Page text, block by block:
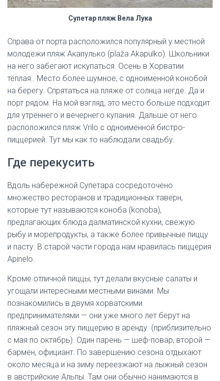
Супетар пляж Вела Лука
Справа от порта расположился популярный у местной
молодежи пляж Акапулько (plaža Akapulko). Школьники
на него забегают искупаться. Осень в Хорватии
тёплая.. Место более шумное, с одноименной конобой
на берегу. Спрятаться на пляже от солнца негде. Да и
порт рядом. На мой взгляд, это место больше подходит
для утреннего и вечернего купания. Дальше от него
расположился пляж Vrilo с одноименной бистро-
пиццерией. Тут мы как то наблюдали свадьбу.
Где перекусить
Вдоль набережной Супетара сосредоточено
множество ресторанов и традиционных таверн,
которые тут называются коноба (konoba),
предлагающих блюда далматинской кухни, свежую
рыбу и морепродукты, а также более привычные пиццу
и пасту. В старой части города нам нравилась пиццерия
Apinelo.
Кроме отличной пиццы, тут делали вкусные салаты и
угощали интересными местными винами. Мы
познакомились в двумя хорватскими
предпринимателями — они уже много лет берут на
пляжный сезон эту пиццерию в аренду (приблизительно
с мая по октябрь). Один парень — шеф-повар, второй —
бармен, официант. По завершению сезона отдыхают
около месяца и на зиму переезжают на лыжный сезон
в австрийские Альпы. Там они обычно нанимаются в